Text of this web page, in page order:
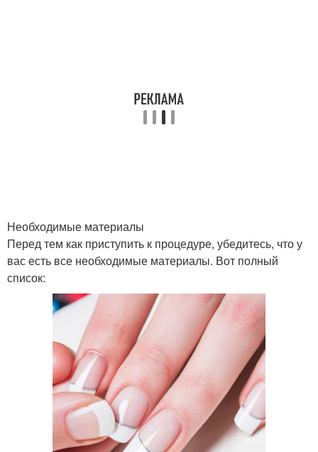
Маникюр с узором
декоративными
элементами
Маникюр на
естественных ногтях
Маникюр на
наращенных ногтях
Цвета для
французского
Тенденции в маникюре
Необходимые материалы
Перед тем как приступить к процедуре, убедитесь, что у
вас есть все необходимые материалы. Вот полный
список: